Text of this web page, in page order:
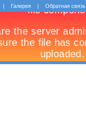
| Галерея | Обратная связь